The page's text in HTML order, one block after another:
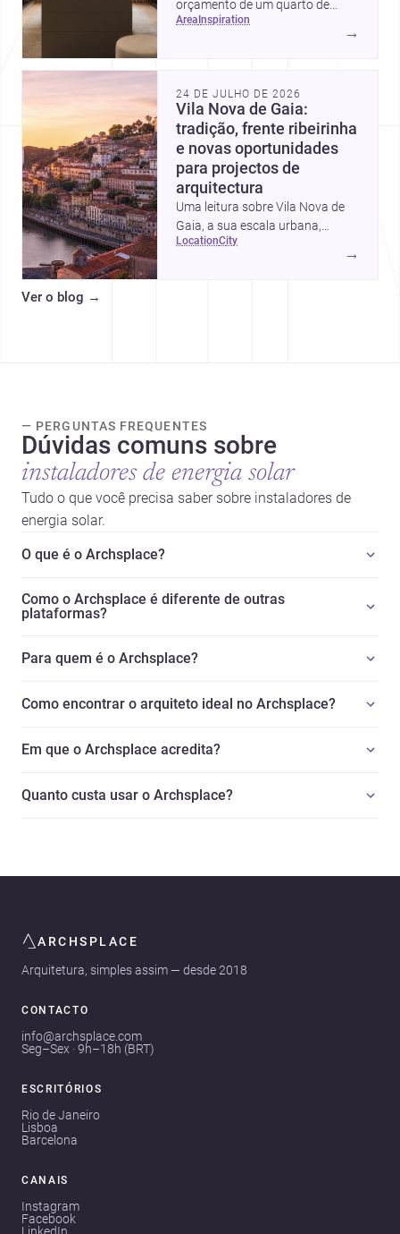
orçamento de um quarto de
vestir em Portugal, com
escondidas.
area inspiration
→
24 DE JULHO DE 2026
Vila Nova de Gaia:
tradição, frente ribeirinha
e novas oportunidades
para projectos de
arquitectura
Uma leitura sobre Vila Nova de
Gaia, a sua escala urbana,
património arquitectónico e
location city
→
Ver o blog →
— PERGUNTAS FREQUENTES
Dúvidas comuns sobre
instaladores de energia solar
Tudo o que você precisa saber sobre instaladores de
energia solar.
O que é o Archsplace?
Como o Archsplace é diferente de outras
plataformas?
Para quem é o Archsplace?
Como encontrar o arquiteto ideal no Archsplace?
Em que o Archsplace acredita?
Quanto custa usar o Archsplace?
ARCHSPLACE
Arquitetura, simples assim — desde 2018
CONTACTO
info@archsplace.com
Seg–Sex · 9h–18h (BRT)
ESCRITÓRIOS
Rio de Janeiro
Lisboa
Barcelona
CANAIS
Instagram
Facebook
LinkedIn